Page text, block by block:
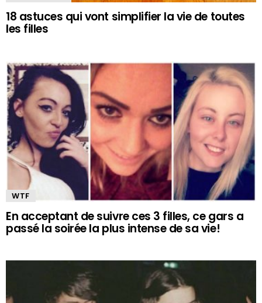
18 astuces qui vont simplifier la vie de toutes
les filles
WTF
En acceptant de suivre ces 3 filles, ce gars a
passé la soirée la plus intense de sa vie!